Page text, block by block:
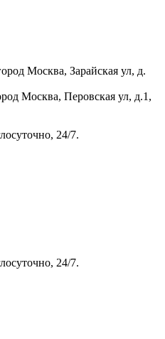
Москва, Зарайская ул, д.
Москва, Перовская ул, д.1,
24/7.
24/7.